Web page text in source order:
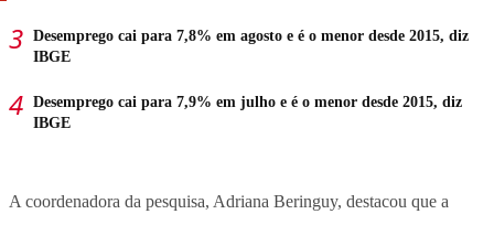
Desemprego cai para 7,8% em agosto e é o menor desde 2015, diz
IBGE
Desemprego cai para 7,9% em julho e é o menor desde 2015, diz
IBGE
A coordenadora da pesquisa, Adriana Beringuy, destacou que a